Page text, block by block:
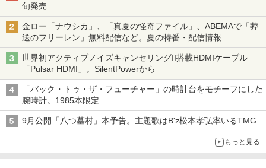
旬発売
金ロー「ナウシカ」、「真夏の怪奇ファイル」、ABEMAで「葬
送のフリーレン」無料配信など。夏の特番・配信情報
世界初アクティブノイズキャンセリングII搭載HDMIケーブル
「Pulsar HDMI」。SilentPowerから
「バック・トゥ・ザ・フューチャー」の時計台をモチーフにした
腕時計。1985本限定
9月公開「八つ墓村」本予告。主題歌はB'z松本孝弘率いるTMG
もっと見る